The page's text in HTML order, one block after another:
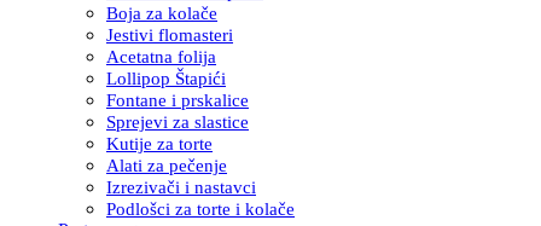
Boja za kolače
Jestivi flomasteri
Acetatna folija
Lollipop Štapići
Fontane i prskalice
Sprejevi za slastice
Kutije za torte
Alati za pečenje
Izrezivači i nastavci
Podlošci za torte i kolače